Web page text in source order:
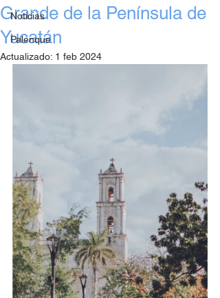
Noticias
Palenque
Grande de la Península de
Yucatán
Actualizado: 1 feb 2024